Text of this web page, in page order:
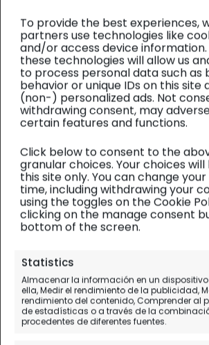
To provide the best experiences,
partners use technologies like
and/or access device
these technologies will allow us
to process personal data such as
behavior or unique IDs on this site
(non-) personalized ads. Not
withdrawing consent, may
certain features and functions.
Click below to consent to the
granular choices. Your choices
this site only. You can change
time, including withdrawing your
using the toggles on the Cookie
clicking on the manage consent
bottom of the screen.
Statistics
Almacenar la información en un
ella, Medir el rendimiento de la publicidad,
rendimiento del contenido, Comprender al
de estadísticas o a través de la
procedentes de diferentes fuentes.
Holafly, ¿la mejor
viajar?
No te quedes sin internet con